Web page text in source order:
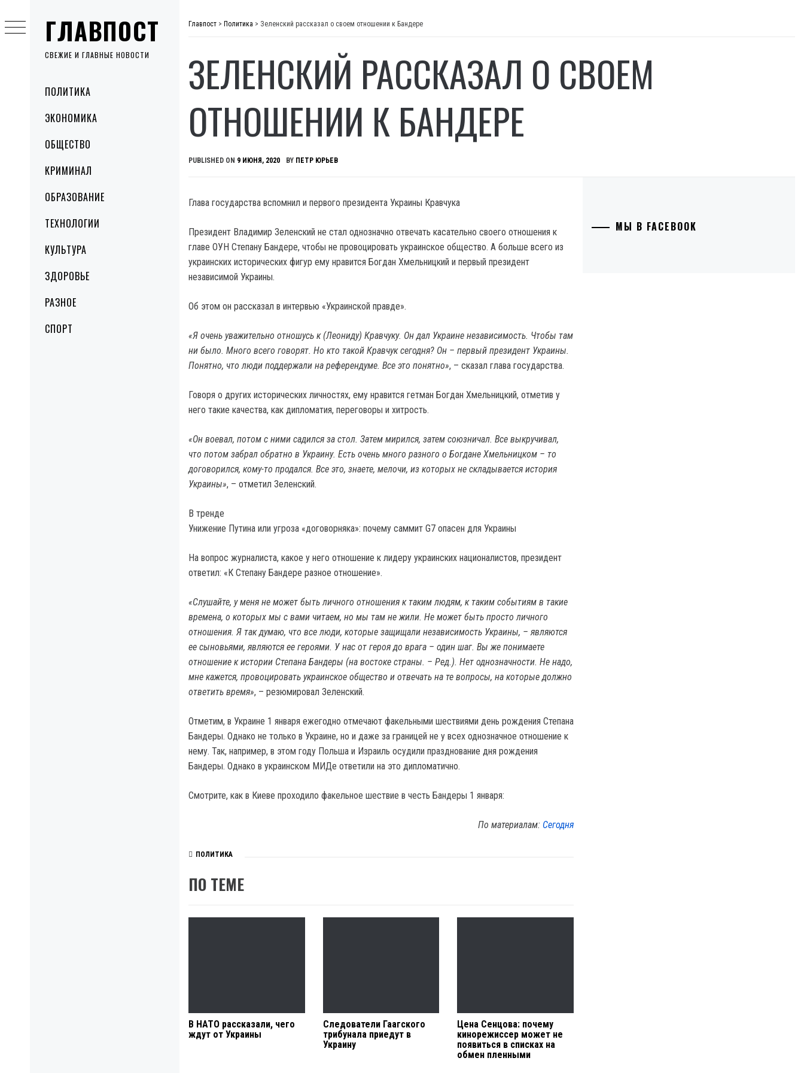
ГЛАВПОСТ
СВЕЖИЕ И ГЛАВНЫЕ НОВОСТИ
MenuПОЛИТИКА
ЭКОНОМИКА
ОБЩЕСТВО
КРИМИНАЛ
ОБРАЗОВАНИЕ
ТЕХНОЛОГИИ
КУЛЬТУРА
ЗДОРОВЬЕ
РАЗНОЕ
СПОРТ
to
content
Главпост > Политика > Зеленский рассказал о своем отношении к Бандере
ЗЕЛЕНСКИЙ РАССКАЗАЛ О СВОЕМ
ОТНОШЕНИИ К БАНДЕРЕ
PUBLISHED ON 9 ИЮНЯ, 2020 BY ПЕТР ЮРЬЕВ
Глава государства вспомнил и первого президента Украины Кравчука
Президент Владимир Зеленский не стал однозначно отвечать касательно своего отношения к
главе ОУН Степану Бандере, чтобы не провоцировать украинское общество. А больше всего из
украинских исторических фигур ему нравится Богдан Хмельницкий и первый президент
независимой Украины.
Об этом он рассказал в интервью «Украинской правде».
«Я очень уважительно отношусь к (Леониду) Кравчуку. Он дал Украине независимость. Чтобы там
ни было. Много всего говорят. Но кто такой Кравчук сегодня? Он – первый президент Украины.
Понятно, что люди поддержали на референдуме. Все это понятно», – сказал глава государства.
Говоря о других исторических личностях, ему нравится гетман Богдан Хмельницкий, отметив у
него такие качества, как дипломатия, переговоры и хитрость.
«Он воевал, потом с ними садился за стол. Затем мирился, затем союзничал. Все выкручивал,
что потом забрал обратно в Украину. Есть очень много разного о Богдане Хмельницком – то
договорился, кому-то продался. Все это, знаете, мелочи, из которых не складывается история
Украины», – отметил Зеленский.
В тренде
Унижение Путина или угроза «договорняка»: почему саммит G7 опасен для Украины
На вопрос журналиста, какое у него отношение к лидеру украинских националистов, президент
ответил: «К Степану Бандере разное отношение».
«Слушайте, у меня не может быть личного отношения к таким людям, к таким событиям в такие
времена, о которых мы с вами читаем, но мы там не жили. Не может быть просто личного
отношения. Я так думаю, что все люди, которые защищали независимость Украины, – являются
ее сыновьями, являются ее героями. У нас от героя до врага – один шаг. Вы же понимаете
отношение к истории Степана Бандеры (на востоке страны. – Ред.). Нет однозначности. Не надо,
мне кажется, провоцировать украинское общество и отвечать на те вопросы, на которые должно
ответить время», – резюмировал Зеленский.
Отметим, в Украине 1 января ежегодно отмечают факельными шествиями день рождения Степана
Бандеры. Однако не только в Украине, но и даже за границей не у всех однозначное отношение к
нему. Так, например, в этом году Польша и Израиль осудили празднование дня рождения
Бандеры. Однако в украинском МИДе ответили на это дипломатично.
Смотрите, как в Киеве проходило факельное шествие в честь Бандеры 1 января:
По материалам: Сегодня
ПОЛИТИКА
ПО ТЕМЕ
В НАТО рассказали, чего
ждут от Украины
Следователи Гаагского
трибунала приедут в
Украину
Цена Сенцова: почему
кинорежиссер может не
появиться в списках на
обмен пленными
МЫ В FACEBOOK